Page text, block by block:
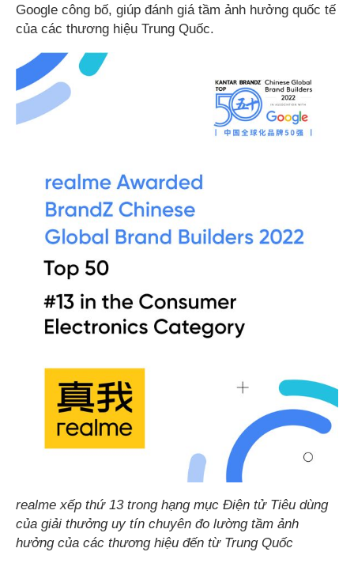
Google công bố, giúp đánh giá tầm ảnh hưởng quốc tế
của các thương hiệu Trung Quốc.
realme xếp thứ 13 trong hạng mục Điện tử Tiêu dùng
của giải thưởng uy tín chuyên đo lường tầm ảnh
hưởng của các thương hiệu đến từ Trung Quốc